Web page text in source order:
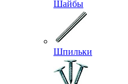
Шайбы
Шпильки